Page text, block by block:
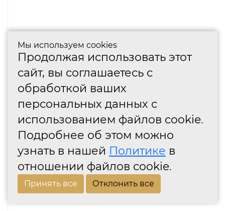
Мы используем cookies
Продолжая использовать этот
сайт, вы соглашаетесь с
обработкой ваших
персональных данных с
использованием файлов cookie.
Подробнее об этом можно
узнать в нашей Политике в
отношении файлов cookie.
Принять все Отклонить все